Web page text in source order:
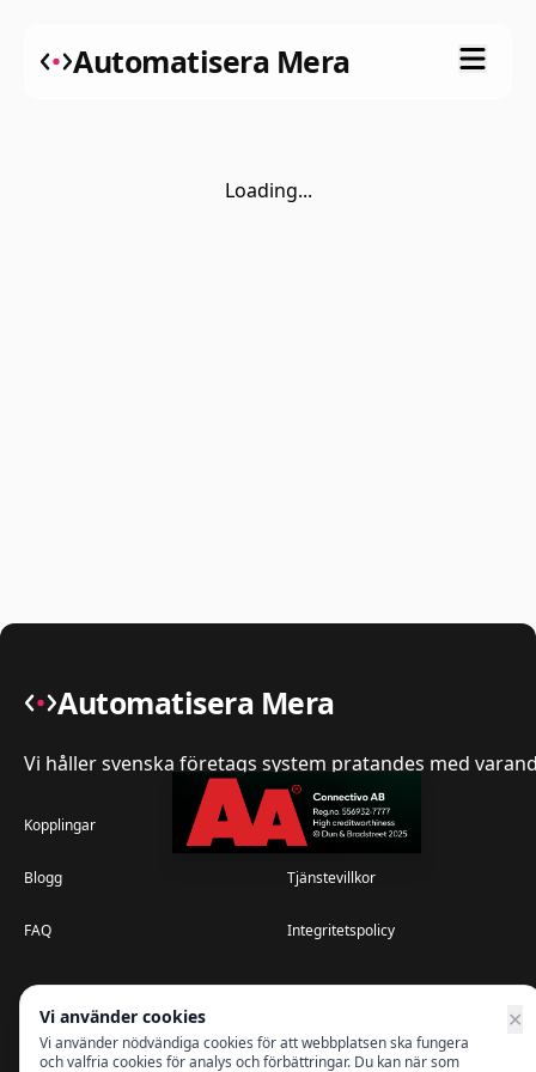
Automatisera Mera
Loading...
Automatisera Mera
Vi håller svenska företags system pratandes med
Kopplingar
Blogg
FAQ
Köpvillkor
Tjänstevillkor
Integritetspolicy
© 2025 Automatisera Mera. All rights reserved.
Cookie-inställningar
Vi använder cookies
Vi använder nödvändiga cookies för att webbplatsen ska fungera
och valfria cookies för analys och förbättringar. Du kan när som
✕